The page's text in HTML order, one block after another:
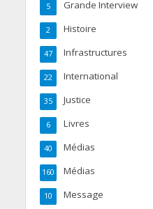
Grande Interview
5
Histoire
2
Infrastructures
47
International
22
Justice
35
Livres
6
Médias
40
Médias
160
Message
10